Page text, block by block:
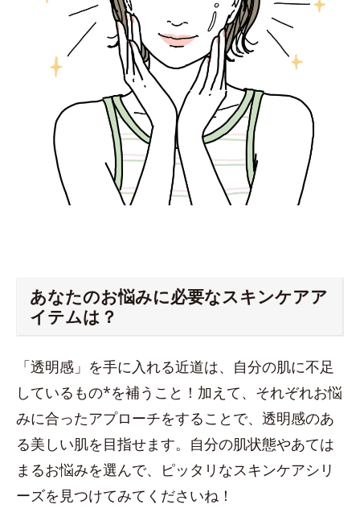
あなたのお悩みに必要なスキンケアア
イテムは？
「透明感」を手に入れる近道は、自分の肌に不足
しているもの*を補うこと！加えて、それぞれお悩
みに合ったアプローチをすることで、透明感のあ
る美しい肌を目指せます。自分の肌状態やあては
まるお悩みを選んで、ピッタリなスキンケアシリ
ーズを見つけてみてくださいね！